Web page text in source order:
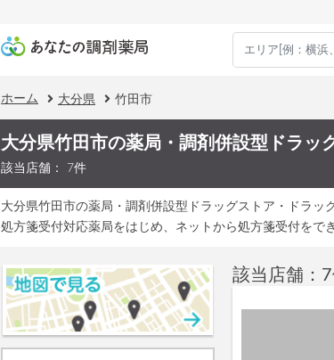
ホーム 大分県 竹田市
大分県竹田市の薬局・調剤併設型ドラッ
該当店舗： 7件
大分県竹田市の薬局・調剤併設型ドラッグストア・ドラッ
処方箋受付対応薬局をはじめ、ネットから処方箋受付をで
該当店舗：